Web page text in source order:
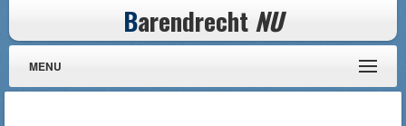
Barendrecht NU
MENU